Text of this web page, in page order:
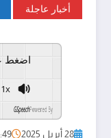
أخبار عاجلة
اضغط
1x
Powered By
28 أبريل 2025